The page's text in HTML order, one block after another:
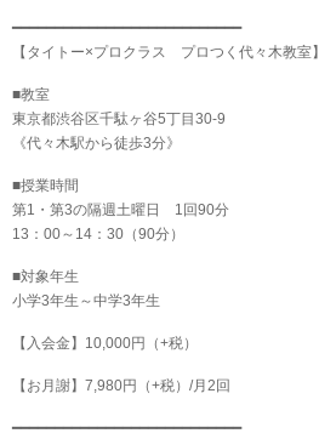
━━━━━━━━━━━━━━━━━━━━━━━━━━━
【タイトー×プロクラス プロつく代々木教室】
■教室
東京都渋谷区千駄ヶ谷5丁目30-9
《代々木駅から徒歩3分》
■授業時間
第1・第3の隔週土曜日 1回90分
13：00～14：30（90分）
■対象年生
小学3年生～中学3年生
【入会金】10,000円（+税）
【お月謝】7,980円（+税）/月2回
━━━━━━━━━━━━━━━━━━━━━━━━━━━